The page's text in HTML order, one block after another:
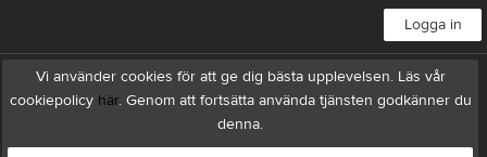
Logga in
Vi använder cookies för att ge dig bästa upplevelsen. Läs vår
cookiepolicy här. Genom att fortsätta använda tjänsten godkänner du
denna.